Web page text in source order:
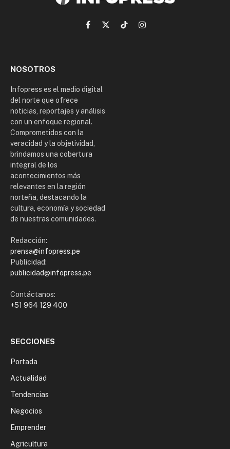
Facebook
X
TikTokInstagram
NOSOTROS
Infopress es el medio digital
del norte que ofrece
noticias, reportajes y análisis
con un enfoque regional.
Comprometidos con la
veracidad y la objetividad,
brindamos una cobertura
integral de los
acontecimientos más
relevantes en la región
norteña, destacando la
cultura, economía y sociedad
de nuestras comunidades.
Redacción:
prensa@infopress.pe
Publicidad:
publicidad@infopress.pe
Contáctanos:
+51 964 129 400
SECCIONES
Portada
Actualidad
Tendencias
Negocios
Emprender
Agricultura